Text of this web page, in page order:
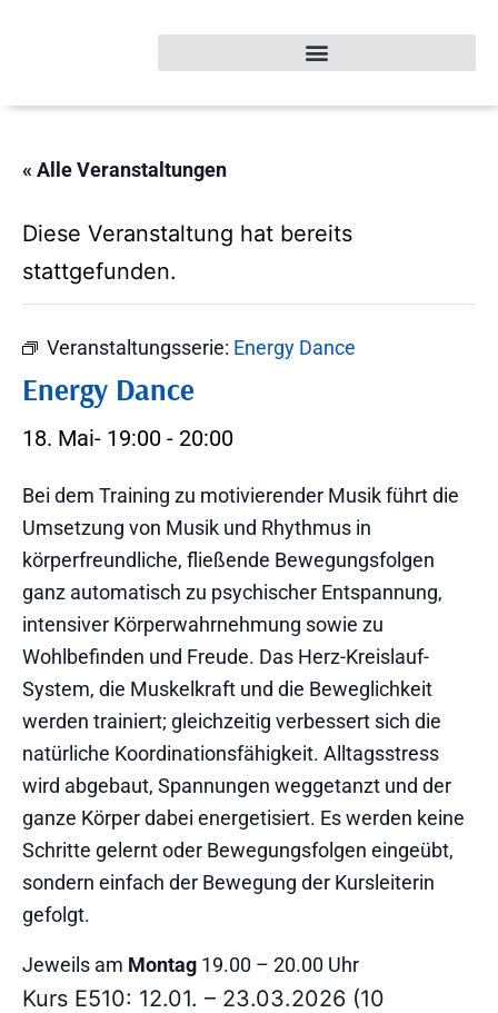
« Alle Veranstaltungen
Diese Veranstaltung hat bereits
stattgefunden.
Veranstaltungsserie: Energy Dance
Energy Dance
18. Mai- 19:00 - 20:00
Bei dem Training zu motivierender Musik führt die
Umsetzung von Musik und Rhythmus in
körperfreundliche, fließende Bewegungsfolgen
ganz automatisch zu psychischer Entspannung,
intensiver Körperwahrnehmung sowie zu
Wohlbefinden und Freude. Das Herz-Kreislauf-
System, die Muskelkraft und die Beweglichkeit
werden trainiert; gleichzeitig verbessert sich die
natürliche Koordinationsfähigkeit. Alltagsstress
wird abgebaut, Spannungen weggetanzt und der
ganze Körper dabei energetisiert. Es werden keine
Schritte gelernt oder Bewegungsfolgen eingeübt,
sondern einfach der Bewegung der Kursleiterin
gefolgt.
Jeweils am Montag 19.00 – 20.00 Uhr
Kurs E510: 12.01. – 23.03.2026 (10